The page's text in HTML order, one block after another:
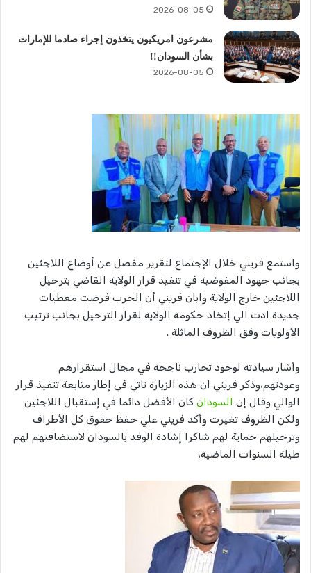
2026-08-05
مشرعون امريكيون يتخذون إجراء صادما للإمارات
بشأن السودان!!
2026-08-05
واستمع فريني خلال الإجتماع لتقرير مفصل عن أوضاع اللاجئين
بجانب جهود المفوضية في تنفيذ قرار الولاية القاضي بترحيل
اللاجئين خارج الولاية وابان فريني أن الحرب فرضت معطيات
جديدة ادت الي إتخاذ حكومة الولاية لقرار الترحيل بجانب ترتيب
الأولويات وفق الظروف الماثلة .
وأشار سيادته لوجود تجارب ناجحة في مجال استقرارهم
وعودتهم،وذكر فريني ان هذه الزيارة تاتي في إطار متابعة تنفيذ قرار
الوالي وقال إن السودان كان الأفضل دائما في إستقبال اللاجئين
ولكن الظروف تغيرت وأكد فريني علي حفظ حقوق كل الأطراف
وترحيلهم حماية لهم شاكرا إشادة الوفد بالسودان لاستضافتهم لهم
طيلة السنوات الماضية،